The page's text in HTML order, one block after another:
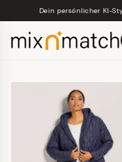
Skip to main content
Dein persönlicher KI-